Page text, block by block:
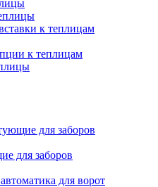
к теплицам
к теплицам
для заборов
для заборов
для ворот